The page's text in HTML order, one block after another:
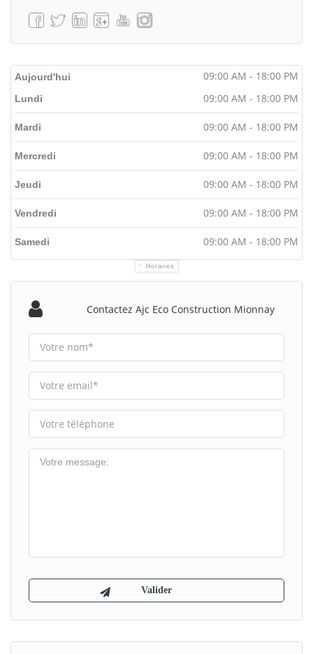
Aujourd'hui 09:00 AM - 18:00 PM
Horaires
Lundi 09:00 AM - 18:00 PM
Mardi 09:00 AM - 18:00 PM
Mercredi 09:00 AM - 18:00 PM
Jeudi 09:00 AM - 18:00 PM
Vendredi 09:00 AM - 18:00 PM
Samedi 09:00 AM - 18:00 PM
Contactez Ajc Eco Construction Mionnay